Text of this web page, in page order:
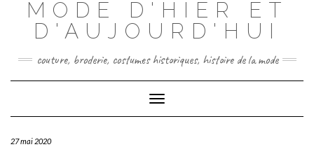
MODE D'HIER ET
D'AUJOURD'HUI
couture, broderie, costumes historiques, histoire de la mode
Toggle
Navigation
27 mai 2020